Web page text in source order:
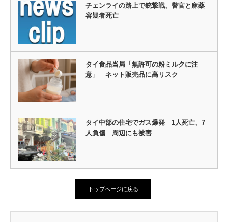
チェンライの路上で銃撃戦、警官と麻薬
容疑者死亡
タイ食品当局「無許可の粉ミルクに注
意」 ネット販売品に高リスク
タイ中部の住宅でガス爆発 1人死亡、7
人負傷 周辺にも被害
トップページに戻る